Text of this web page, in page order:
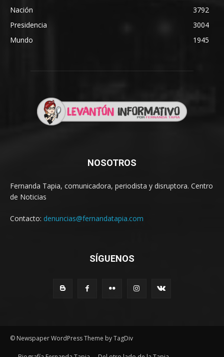
Nación
3792
Presidencia
3004
Mundo
1945
NOSOTROS
Fernanda Tapia, comunicadora, periodista y disruptora. Centro
de Noticias
Contacto: denuncias@fernandatapia.com
SÍGUENOS
© Newspaper WordPress Theme by TagDiv